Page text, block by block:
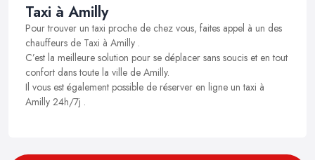
Taxi à Amilly
Pour trouver un taxi proche de chez vous, faites appel à un des
chauffeurs de Taxi à Amilly .
C’est la meilleure solution pour se déplacer sans soucis et en tout
confort dans toute la ville de Amilly.
Il vous est également possible de réserver en ligne un taxi à
Amilly 24h/7j .